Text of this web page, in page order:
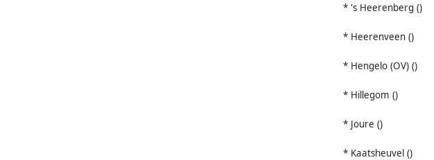
* 's Heerenberg ()
* Heerenveen ()
* Hengelo (OV) ()
* Hillegom ()
* Joure ()
* Kaatsheuvel ()